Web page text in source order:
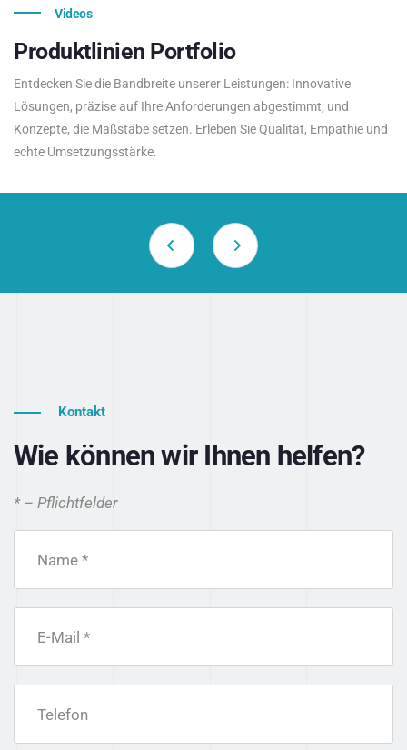
Videos
Produktlinien Portfolio
Entdecken Sie die Bandbreite unserer Leistungen: Innovative
Lösungen, präzise auf Ihre Anforderungen abgestimmt, und
Konzepte, die Maßstäbe setzen. Erleben Sie Qualität, Empathie und
echte Umsetzungsstärke.
Kontakt
Wie können wir Ihnen helfen?
* – Pflichtfelder
Name *
E-Mail *
Telefon